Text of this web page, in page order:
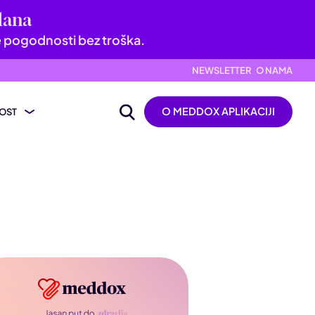
pogodnosti bez troška.
NEWSLETTER O NAMA
O MEDDOX APLIKACIJI